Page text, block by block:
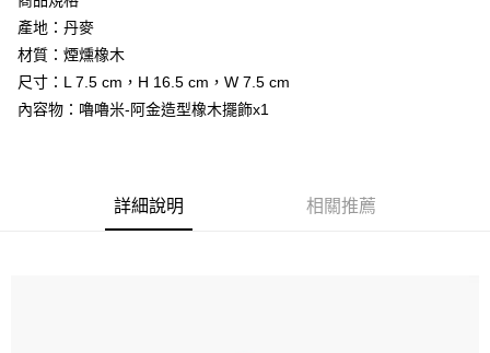
1.本服務由台灣大哥大提供，台灣大哥大用戶可立即使用無須另外申請。
2.付款方式選擇「大哥付你分期」，訂單成立後會自動跳轉到大哥付的交易
流程，驗證手機門號後，選擇欲分期的期數、繳款截止日，確認付款後即完
成交易。
3.實際核准額度、可分期數及費用金額請依後續交易確認頁面所載為準。
4.訂單成立30分鐘內，如未前往確認交易或遇審核未通過，訂單將自動取
AFTEE先享後付
相關說明
【關於「AFTEE先享後付」】
AFTEE先享後付是「在收到商品之後才付款」的支付方式。 讓您購物簡單
１．簡單：不需註冊會員、不需綁卡、不需儲值。
【「AFTEE先享後付」結帳流程】
１．於結帳方式選擇「AFTEE先享後付」後，將跳轉至「AFTEE先享後付」
結帳頁面，進行簡訊認證並確認金額後，即可完成結帳。
ATM付款
產地：丹麥
材質：煙燻橡木
尺寸：L 7.5 cm，H 16.5 cm，W 7.5 cm
內容物：嚕嚕米-阿金造型橡木擺飾x1
詳細說明 相關推薦